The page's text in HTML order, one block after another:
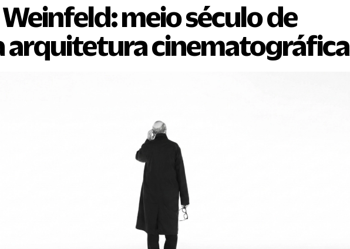
meio século de
arquitetura cinematográfica